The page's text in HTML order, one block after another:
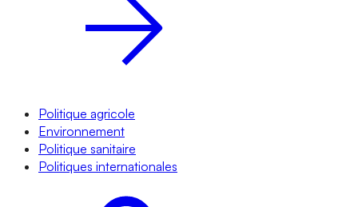
Politique agricole
Environnement
Politique sanitaire
Politiques internationales